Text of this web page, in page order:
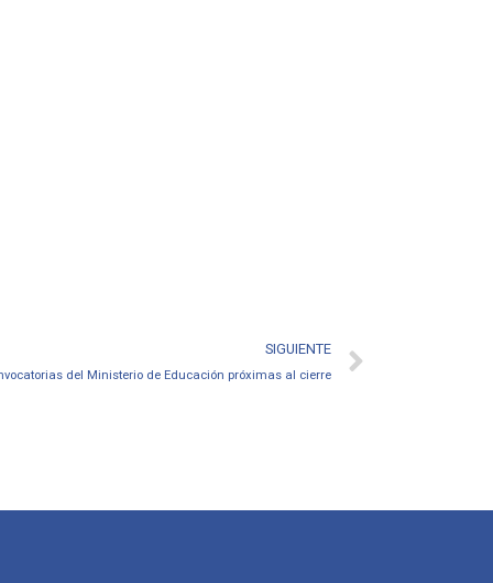
SIGUIENTE
del Ministerio de Educación próximas al cierre